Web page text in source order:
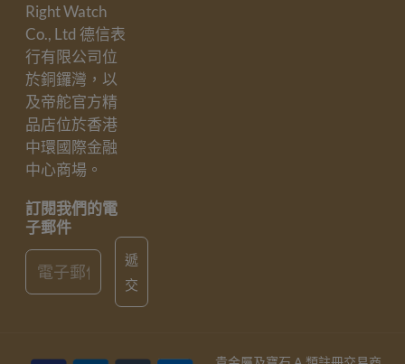
Right Watch
Co., Ltd 德信表
行有限公司位
於銅鑼灣，以
及帝舵官方精
品店位於香港
中環國際金融
中心商場。
訂閱我們的電
子郵件
Email 遞
交